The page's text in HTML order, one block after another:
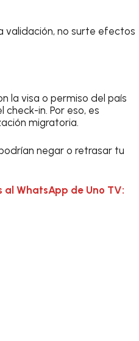
validación, no surte efectos
la visa o permiso del país
in. Por eso, es
migratoria.
negar o retrasar tu
WhatsApp de Uno TV: